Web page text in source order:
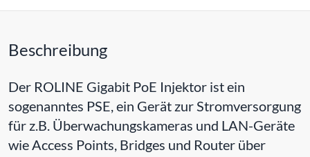
Beschreibung
Der ROLINE Gigabit PoE Injektor ist ein
sogenanntes PSE, ein Gerät zur Stromversorgung
für z.B. Überwachungskameras und LAN-Geräte
wie Access Points, Bridges und Router über